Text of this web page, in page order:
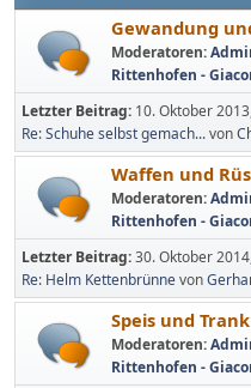
Gewandung
Moderatoren:
Rittenhofen -
Letzter Beitrag: 10. Oktober
Re: Schuhe selbst gemach...von
Waffen und
Moderatoren:
Rittenhofen -
Letzter Beitrag:30. Oktober
Re: Helm Kettenbrünnevon
Speis und Trank
Moderatoren:
Rittenhofen -